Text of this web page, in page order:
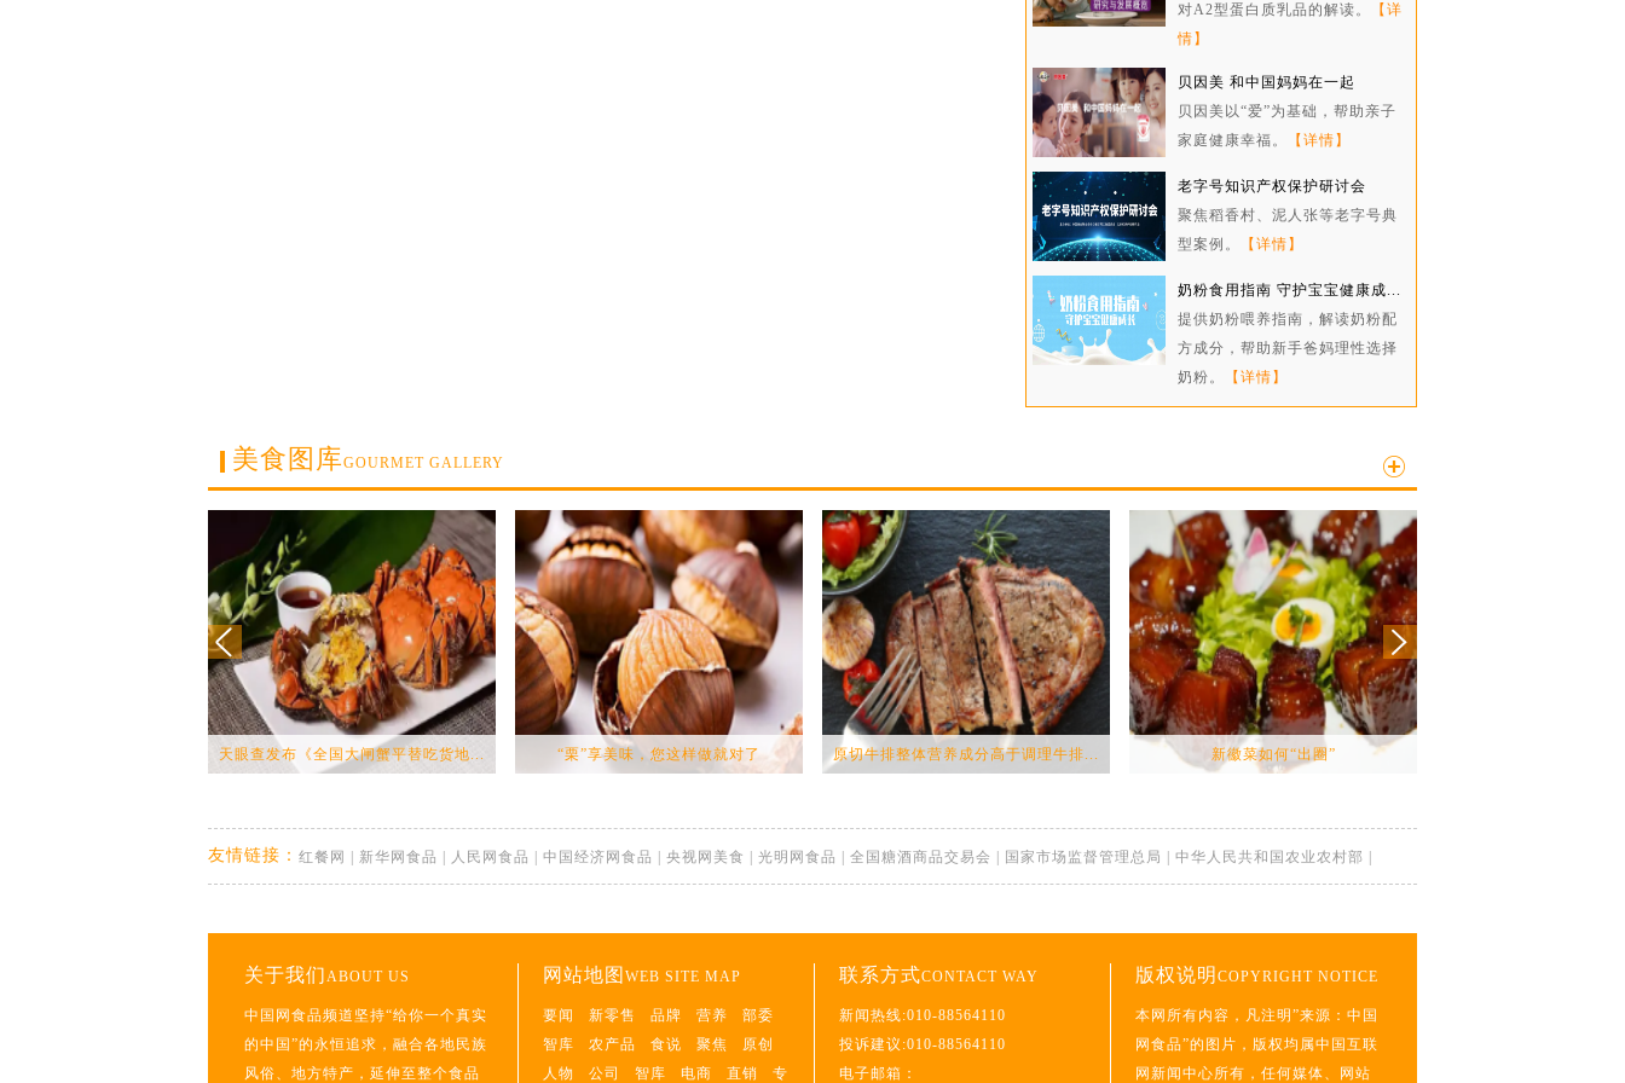
对A2型蛋白质乳品的解读。
【详
情】
贝因美 和中国妈妈在一起
贝因美以“爱”为基础，帮助亲子
家庭健康幸福。
【详情】
老字号知识产权保护研讨会
聚焦稻香村、泥人张等老字号典
型案例。
【详情】
奶粉食用指南 守护宝宝健康成...
提供奶粉喂养指南，解读奶粉配
方成分，帮助新手爸妈理性选择
奶粉。
【详情】
美食图库GOURMET GALLERY
天眼查发布《全国大闸蟹平替吃货地... “栗”享美味，您这样做就对了 原切牛排整体营养成分高于调理牛排... 新徽菜如何“出圈”
友情链接： 红餐网 新华网食品 人民网食品 中国经济网食品 央视网美食 光明网食品 全国糖酒商品交易会 国家市场监督管理总局 中华人民共和国农业农村部
关于我们ABOUT US
中国网食品频道坚持“给你一个真实
的中国”的永恒追求，融合各地民族
风俗、地方特产，延伸至整个食品
网站地图 WEB SITE MAP
要闻 新零售 品牌 营养
部委
智库
农产品 食说 聚焦
原创
人物
公司 智库 电商 直销 专
联系方式CONTACT WAY
新闻热线:010-88564110
投诉建议:010-88564110
电子邮箱：
版权说明 COPYRIGHT NOTICE
本网所有内容，凡注明”来源：中国
网食品”的图片，版权均属中国互联
网新闻中心所有，任何媒体、网站